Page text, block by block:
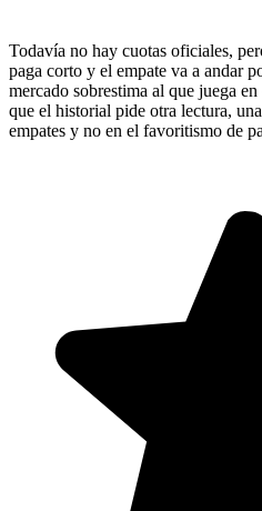
Todavía no hay cuotas oficiales,
paga corto y el empate va a andar
mercado sobrestima al que juega
que el historial pide otra lectura,
empates y no en el favoritismo de